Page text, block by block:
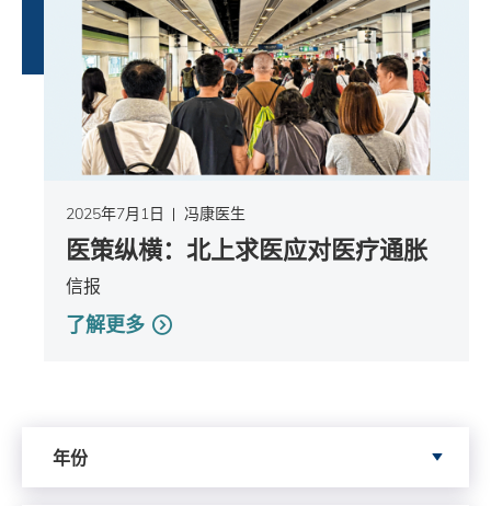
2025年7月1日 冯康医生
医策纵横：北上求医应对医疗通胀
信报
了解更多
年份